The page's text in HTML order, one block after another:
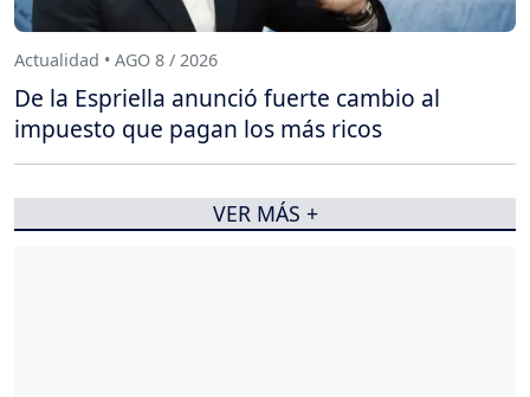
Actualidad • AGO 8 / 2026
De la Espriella anunció fuerte cambio al
impuesto que pagan los más ricos
VER MÁS +